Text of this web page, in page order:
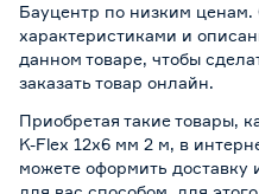
Бауцентр по низким
характеристиками и
данном товаре, чтобы
заказать товар онлайн.
Приобретая такие товары,
K-Flex 12х6 мм 2 м, в
можете оформить доставку